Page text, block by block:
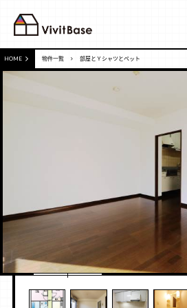
HOME 物件一覧 部屋とＹシャツとペット